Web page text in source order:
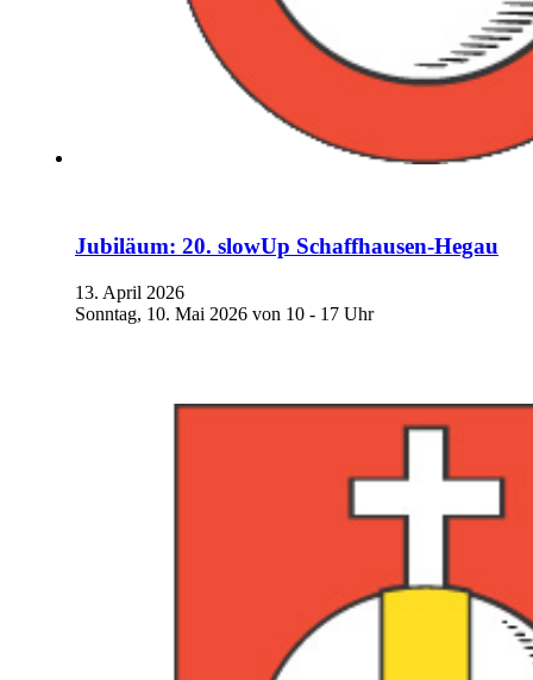
Jubiläum: 20. slowUp Schaffhausen-Hegau
13. April 2026
Sonntag, 10. Mai 2026 von 10 - 17 Uhr